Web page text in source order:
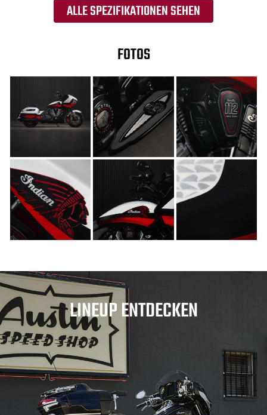
ALLE SPEZIFIKATIONEN SEHEN
FOTOS
LINEUP ENTDECKEN